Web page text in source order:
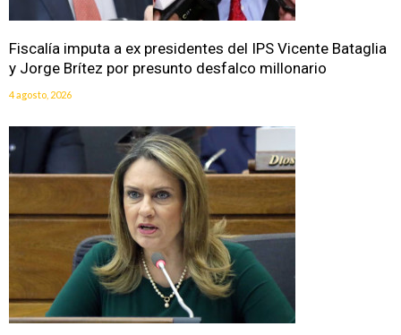
Fiscalía imputa a ex presidentes del IPS Vicente Bataglia
y Jorge Brítez por presunto desfalco millonario
4 agosto, 2026